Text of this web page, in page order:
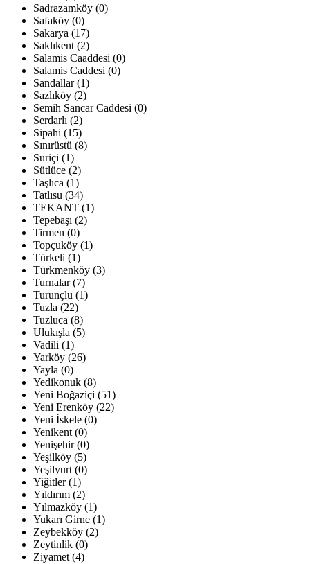
Sadrazamköy (0)
Safaköy (0)
Sakarya (17)
Saklıkent (2)
Salamis Caaddesi (0)
Salamis Caddesi (0)
Sandallar (1)
Sazlıköy (2)
Semih Sancar Caddesi (0)
Serdarlı (2)
Sipahi (15)
Sınırüstü (8)
Suriçi (1)
Sütlüce (2)
Taşlıca (1)
Tatlısu (34)
TEKANT (1)
Tepebaşı (2)
Tirmen (0)
Topçuköy (1)
Türkeli (1)
Türkmenköy (3)
Turnalar (7)
Turunçlu (1)
Tuzla (22)
Tuzluca (8)
Ulukışla (5)
Vadili (1)
Yarköy (26)
Yayla (0)
Yedikonuk (8)
Yeni Boğaziçi (51)
Yeni Erenköy (22)
Yeni İskele (0)
Yenikent (0)
Yenişehir (0)
Yeşilköy (5)
Yeşilyurt (0)
Yiğitler (1)
Yıldırım (2)
Yılmazköy (1)
Yukarı Girne (1)
Zeybekköy (2)
Zeytinlik (0)
Ziyamet (4)